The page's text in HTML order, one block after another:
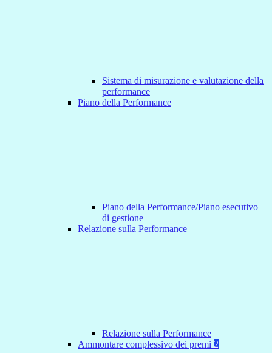
Sistema di misurazione e valutazione della
performance
Piano della Performance
Piano della Performance/Piano esecutivo
di gestione
Relazione sulla Performance
Relazione sulla Performance
Ammontare complessivo dei premi 2